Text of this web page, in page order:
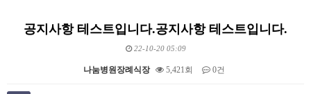
공지사항 테스트입니다.공지사항 테스트입니다.
22-10-20 05:09
나눔병원장례식장 5,421회 0건